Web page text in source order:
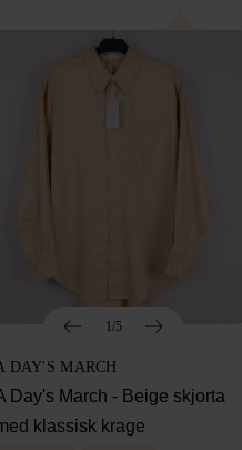
1/5
DAY'S MARCH
Day's March - Beige skjorta
klassisk krage